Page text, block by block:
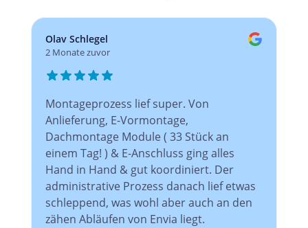
Olav Schlegel
2 Monate zuvor
Montageprozess lief super. Von
Anlieferung, E-Vormontage,
Dachmontage Module ( 33 Stück an
einem Tag! ) & E-Anschluss ging alles
Hand in Hand & gut koordiniert. Der
administrative Prozess danach lief etwas
schleppend, was wohl aber auch an den
zähen Abläufen von Envia liegt.